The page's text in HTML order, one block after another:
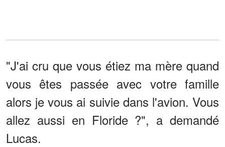
"J'ai cru que vous étiez ma mère quand
vous êtes passée avec votre famille
alors je vous ai suivie dans l'avion. Vous
allez aussi en Floride ?", a demandé
Lucas.